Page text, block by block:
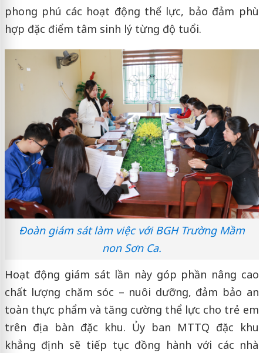
phong phú các hoạt động thể lực, bảo đảm phù
hợp đặc điểm tâm sinh lý từng độ tuổi.
Đoàn giám sát làm việc với BGH Trường Mầm
non Sơn Ca.
Hoạt động giám sát lần này góp phần nâng cao
chất lượng chăm sóc – nuôi dưỡng, đảm bảo an
toàn thực phẩm và tăng cường thể lực cho trẻ em
trên địa bàn đặc khu. Ủy ban MTTQ đặc khu
khẳng định sẽ tiếp tục đồng hành với các nhà